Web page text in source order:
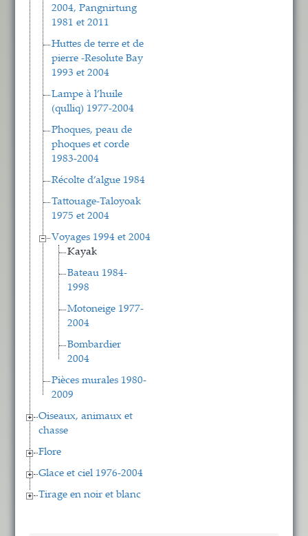
2004, Pangnirtung
1981 et 2011
Huttes de terre et de
pierre -Resolute Bay
1993 et 2004
Lampe à l’huile
(qulliq) 1977-2004
Phoques, peau de
phoques et corde
1983-2004
Récolte d’algue 1984
Tattouage-Taloyoak
1975 et 2004
Voyages 1994 et 2004
Kayak
Bateau 1984-
1998
Motoneige 1977-
2004
Bombardier
2004
Pièces murales 1980-
2009
Oiseaux, animaux et
chasse
Flore
Glace et ciel 1976-2004
Tirage en noir et blanc